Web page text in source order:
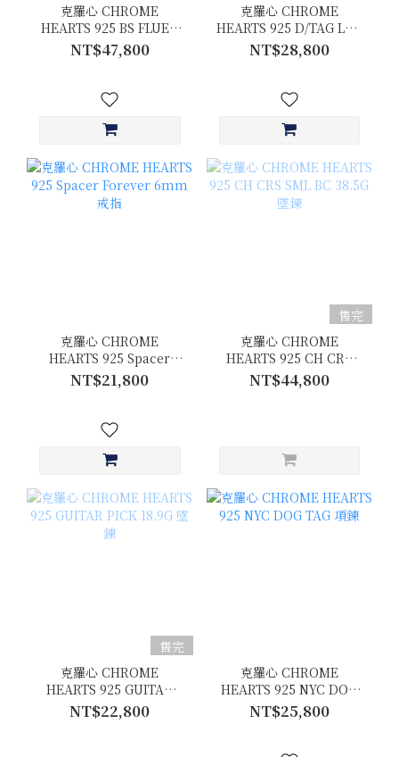
克羅心 CHROME
HEARTS 925 BS FLUER
w/BALE 吊墜
NT$47,800
克羅心 CHROME
HEARTS 925 D/TAG LRG
CROSS DAGG 狗牌吊墜
NT$28,800
克羅心 CHROME
HEARTS 925 Spacer
Forever 6mm 戒指
NT$21,800
售完
克羅心 CHROME
HEARTS 925 CH CRS
SML BC 38.5G 墜鍊
NT$44,800
售完
克羅心 CHROME
HEARTS 925 GUITAR
PICK 18.9G 墜鍊
NT$22,800
克羅心 CHROME
HEARTS 925 NYC DOG
TAG 項鍊
NT$25,800